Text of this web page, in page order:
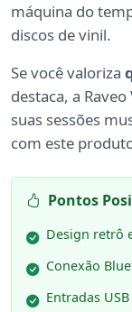
máquina do
discos de vinil.
Se você valoriza
destaca, a
suas sessões
com este
Pontos
Design retrô
Conexão
Entradas